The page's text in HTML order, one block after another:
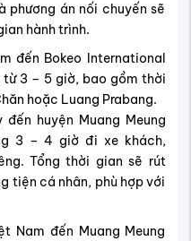
phương án nối chuyến sẽ
hành trình.
đến Bokeo International
từ 3 – 5 giờ, bao gồm thời
hoặc Luang Prabang.
huyện Muang Meung
3 – 4 giờ đi xe khách,
Tổng thời gian sẽ rút
tiện cá nhân, phù hợp với
Nam đến Muang Meung